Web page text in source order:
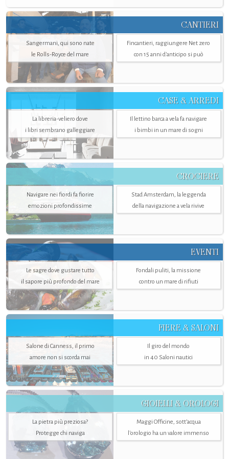
CANTIERI
Sangermani, qui sono nate
le Rolls-Royce del mare
Fincantieri, raggiungere Net zero
con 15 anni d'anticipo si può
CASE & ARREDI
La libreria-veliero dove
i libri sembrano galleggiare
Il lettino barca a vela fa navigare
i bimbi in un mare di sogni
CROCIERE
Navigare nei fiordi fa fiorire
emozioni profondissime
Stad Amsterdam, la leggenda
della navigazione a vela rivive
EVENTI
Le sagre dove gustare tutto
il sapore più profondo del mare
Fondali puliti, la missione
contro un mare di rifiuti
FIERE & SALONI
Salone di Canness, il primo
amore non si scorda mai
Il giro del mondo
in 40 Saloni nautici
GIOIELLI & OROLOGI
La pietra più preziosa?
Protegge chi naviga
Maggi Officine, sott’acqua
l'orologio ha un valore immenso